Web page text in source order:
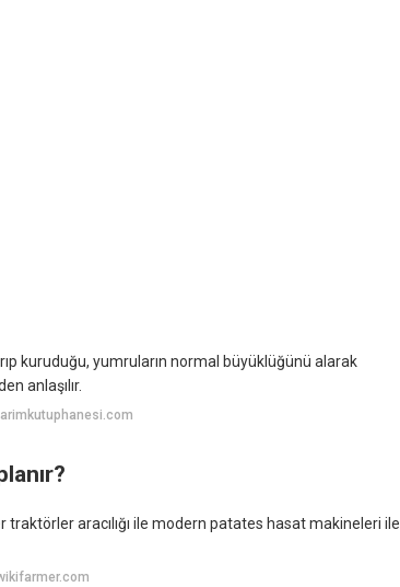
kuruduğu, yumruların normal büyüklüğünü alarak
anlaşılır.
traktörler aracılığı ile modern patates hasat makineleri ile